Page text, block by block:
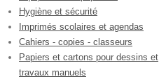
Hygiène et sécurité
Imprimés scolaires et agendas
Cahiers - copies - classeurs
Papiers et cartons pour dessins et
travaux manuels